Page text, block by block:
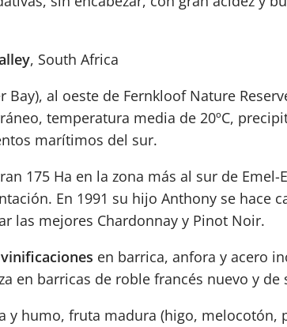
, South Africa
al oeste de Fernkloof Nature
temperatura media de 20ºC,
marítimos del sur.
175 Ha en la zona más al sur de Emel-
En 1991 su hijo Anthony se hace
las mejores Chardonnay y Pinot Noir.
vinificaciones en barrica, anfora y acero
en barricas de roble francés nuevo y de
humo, fruta madura (higo, melocotón,